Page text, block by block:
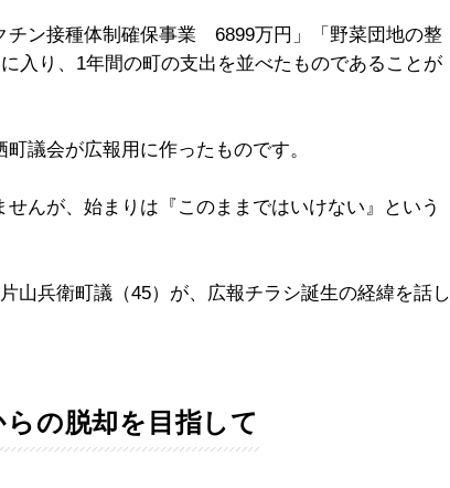
チン接種体制確保事業 6899万円」「野菜団地の整
入り、1年間の町の支出を並べたものであることが
議会が広報用に作ったものです。
せんが、始まりは『このままではいけない』という
山兵衛町議（45）が、広報チラシ誕生の経緯を話し
らの脱却を目指して